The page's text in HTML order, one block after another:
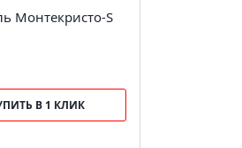
Монтекристо-S
В 1 КЛИК